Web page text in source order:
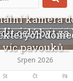
kamera
ucpání
celý byt za
víc pavouků...
Srpen 2026
St Čt Pá